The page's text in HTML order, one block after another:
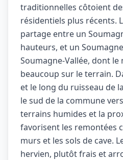
traditionnelles côtoient
résidentiels plus récents.
partage entre un
hauteurs, et un
Soumagne-Vallée, dont le
beaucoup sur le terrain.
et le long du ruisseau de
le sud de la commune
terrains humides et la
favorisent les remontées
murs et les sols de cave.
hervien, plutôt frais et